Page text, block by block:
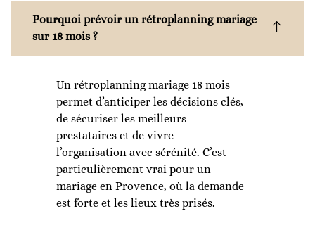
Pourquoi prévoir un rétroplanning mariage
sur 18 mois ?
Un rétroplanning mariage 18 mois
permet d’anticiper les décisions clés,
de sécuriser les meilleurs
prestataires et de vivre
l’organisation avec sérénité. C’est
particulièrement vrai pour un
mariage en Provence, où la demande
est forte et les lieux très prisés.